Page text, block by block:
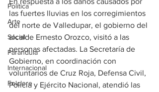
Política
Arte
Social
Farandula
Internacional
Folclore
las fuertes lluvias en los corregimientos
del norte de Valledupar, el gobierno del
alcalde Ernesto Orozco, visitó a las
personas afectadas. La Secretaría de
Gobierno, en coordinación con
voluntarios de Cruz Roja, Defensa Civil,
Policía y Ejército Nacional, atendió las